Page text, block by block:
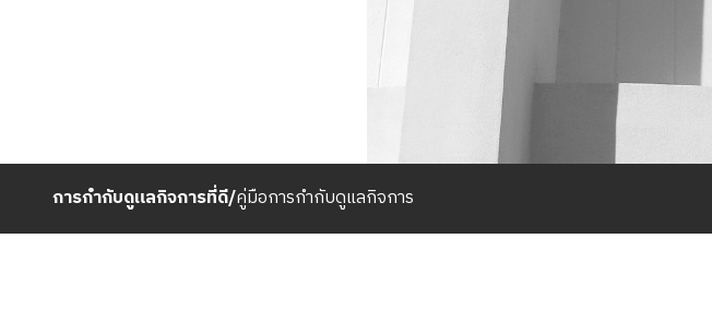
การกำกับดูแลกิจการที่ดี/คู่มือการกำกับดูแลกิจการ